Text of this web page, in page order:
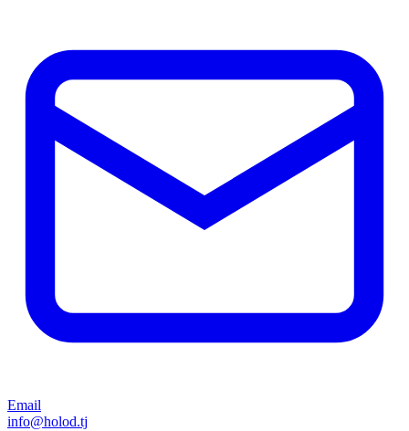
Email
info@holod.tj